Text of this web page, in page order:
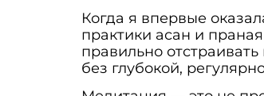
Когда я впервые
практики асан и
правильно
без глубокой,